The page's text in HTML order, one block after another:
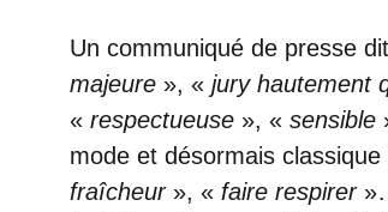
Un communiqué de presse
majeure », «jury hautement
«respectueuse », «sensible
mode et désormais classique
fraîcheur», « faire respirer